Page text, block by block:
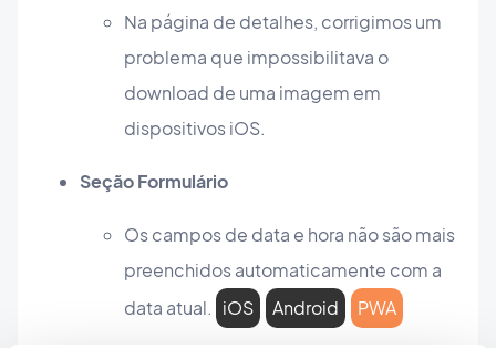
Na página de detalhes, corrigimos um
problema que impossibilitava o
download de uma imagem em
dispositivos iOS.
Seção Formulário
Os campos de data e hora não são mais
preenchidos automaticamente com a
data atual. iOS Android PWA